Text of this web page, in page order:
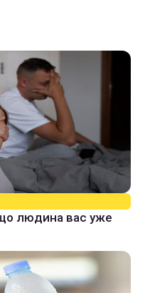
людина вас уже